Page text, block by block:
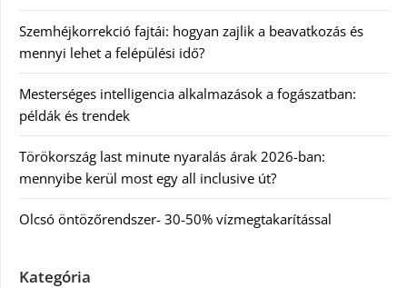
Szemhéjkorrekció fajtái: hogyan zajlik a beavatkozás és
mennyi lehet a felépülési idő?
Mesterséges intelligencia alkalmazások a fogászatban:
példák és trendek
Törökország last minute nyaralás árak 2026-ban:
mennyibe kerül most egy all inclusive út?
Olcsó öntözőrendszer- 30-50% vízmegtakarítással
Kategória